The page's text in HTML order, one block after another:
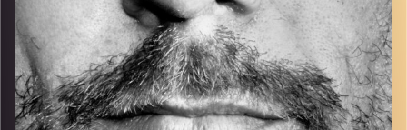
קרדיט תמונות: David Goehring